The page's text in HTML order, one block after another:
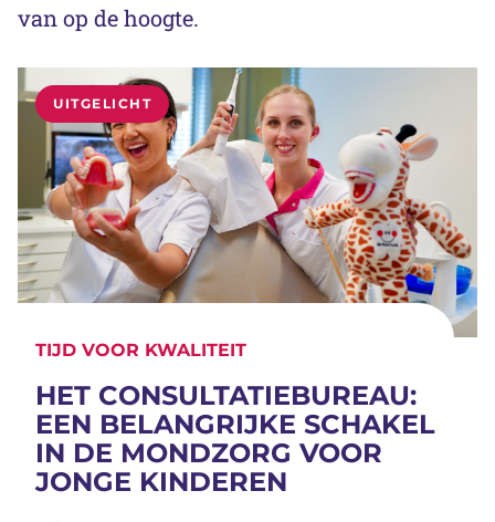
van op de hoogte.
HET CONSULTATIEBUREAU:
EEN BELANGRIJKE SCHAKEL
IN DE MONDZORG VOOR
JONGE KINDEREN
TIJD VOOR KWALITEIT